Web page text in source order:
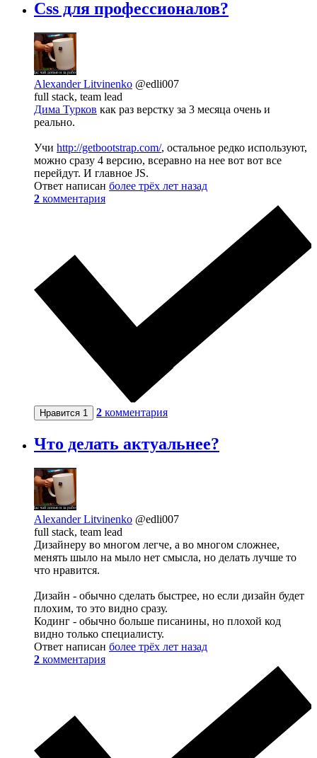
Css для профессионалов?
Alexander Litvinenko @edli007
full stack, team lead
Дима Турков как раз верстку за 3 месяца очень и
реально.
Учи http://getbootstrap.com/, остальное редко используют,
можно сразу 4 версию, всеравно на нее вот вот все
перейдут. И главное JS.
Ответ написан более трёх лет назад
2 комментария
Нравится 1 2 комментария
Что делать актуальнее?
Alexander Litvinenko @edli007
full stack, team lead
Дизайнеру во многом легче, а во многом сложнее,
менять шыло на мыло нет смысла, но делать лучше то
что нравится.
Дизайн - обычно сделать быстрее, но если дизайн будет
плохим, то это видно сразу.
Кодинг - обычно больше писанины, но плохой код
видно только специалисту.
Ответ написан более трёх лет назад
2 комментария